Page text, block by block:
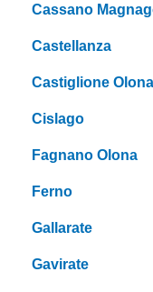
Cassano
Castellanza
Castiglione Olona
Cislago
Fagnano Olona
Ferno
Gallarate
Gavirate